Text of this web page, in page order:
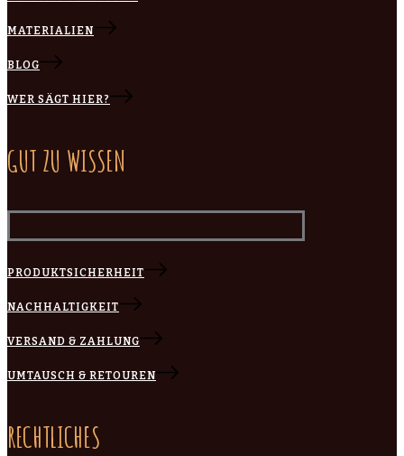
MATERIALIEN
BLOG
WER SÄGT HIER?
GUT ZU WISSEN
PRODUKTSICHERHEIT
NACHHALTIGKEIT
VERSAND & ZAHLUNG
UMTAUSCH & RETOUREN
RECHTLICHES